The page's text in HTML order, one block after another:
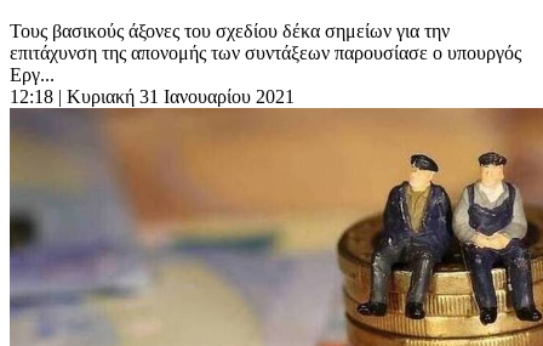
Τους βασικούς άξονες του σχεδίου δέκα σημείων για την
επιτάχυνση της απονομής των συντάξεων παρουσίασε ο υπουργός
Εργ...
12:18 | Κυριακή 31 Ιανουαρίου 2021